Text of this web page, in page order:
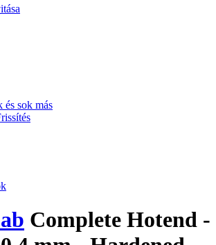
és sok más
Complete Hotend -